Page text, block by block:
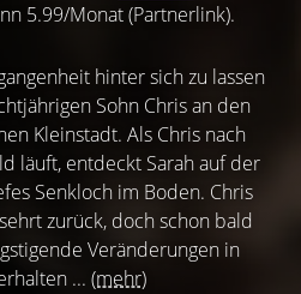
5.99/Monat (Partnerlink).
hinter sich zu lassen
Sohn Chris an den
Kleinstadt. Als Chris nach
läuft, entdeckt Sarah auf der
Senkloch im Boden. Chris
zurück, doch schon bald
Veränderungen in
... (mehr)